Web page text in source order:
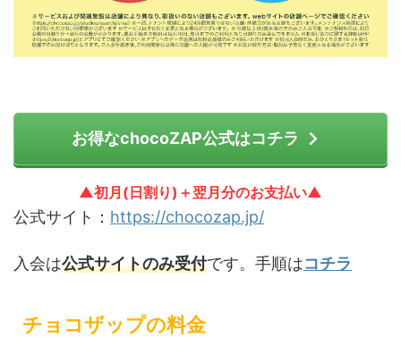
お得なchocoZAP公式はコチラ
▲初月(日割り)＋翌月分のお支払い▲
公式サイト： https://chocozap.jp/
入会は公式サイトのみ受付です。手順はコチラ
チョコザップの料金